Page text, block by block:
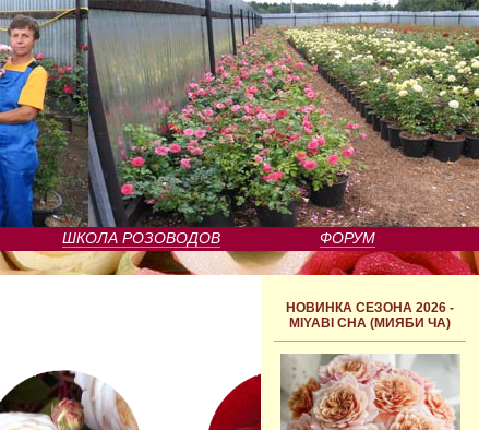
ШКОЛА РОЗОВОДОВ ФОРУМ
НОВИНКА СЕЗОНА 2026 -
MIYABI CHA (МИЯБИ ЧА)